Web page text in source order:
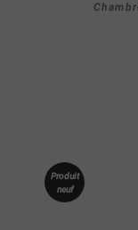
Produit
neuf